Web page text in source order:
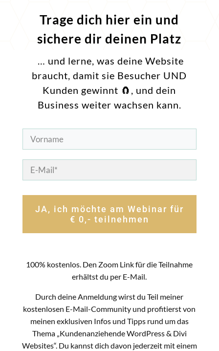
Trage dich hier ein und
sichere dir deinen Platz
… und lerne, was deine Website
braucht, damit sie Besucher UND
Kunden gewinnt 🧲, und dein
Business weiter wachsen kann.
JA, ich möchte am Webinar für
€ 0,- teilnehmen
100% kostenlos. Den Zoom Link für die Teilnahme
erhältst du per E-Mail.
Durch deine Anmeldung wirst du Teil meiner
kostenlosen E-Mail-Community und profitierst von
meinen exklusiven Infos und Tipps rund um das
Thema „Kundenanziehende WordPress & Divi
Websites“. Du kannst dich davon jederzeit mit einem